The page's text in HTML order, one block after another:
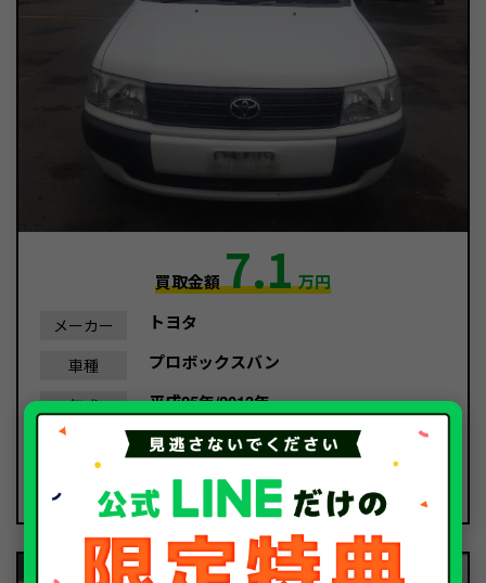
買取金額7.1万円
メーカー トヨタ
車種 プロボックスバン
年式 平成25年/2013年
100,334Km
事故車